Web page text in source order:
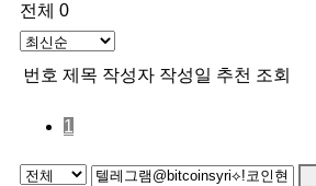
전체 0
번호 제목 작성자 작성일 추천 조회
1